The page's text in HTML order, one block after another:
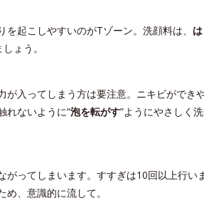
起こしやすいのがTゾーン。洗顔料は、
ょう。
が入ってしまう方は要注意。ニキビができ
れないように“泡を転がす”ようにやさしく
ってしまいます。すすぎは10回以上行い
め、意識的に流して。